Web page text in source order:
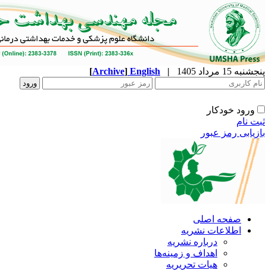
پنجشنبه 15 مرداد 1405 |
English
[Archive]
ورود خودکار
ثبت نام
بازیابی رمز عبور
صفحه اصلی
اطلاعات نشریه
درباره نشریه
اهداف و زمینه‌ها
هیات تحریریه